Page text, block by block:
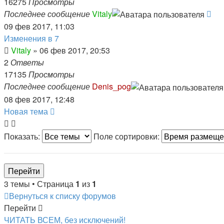
Последнее сообщениеVitaly
09 фев 2017, 11:03
Изменения в 7
Vitaly » 06 фев 2017, 20:53
2 Ответы
17135Просмотры
Последнее сообщение Denis_pog
08 фев 2017, 12:48
Новая тема
Показать: Поле сортировки:
3 темы • Страница 1 из 1
Вернуться к списку форумов
Перейти
ЧИТАТЬ ВСЕМ, без исключений!